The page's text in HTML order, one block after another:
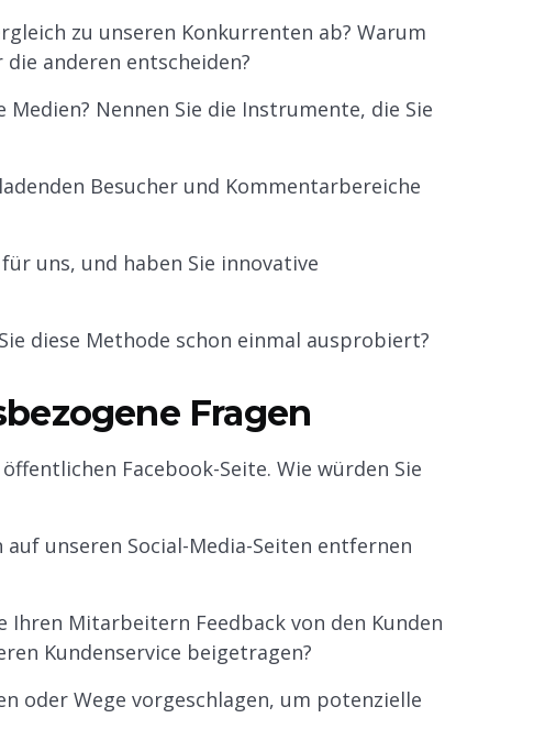
zu unseren Konkurrenten ab? Warum
anderen entscheiden?
Nennen Sie die Instrumente, die Sie
Besucher und Kommentarbereiche
uns, und haben Sie innovative
diese Methode schon einmal ausprobiert?
Fragen
Facebook-Seite. Wie würden Sie
unseren Social-Media-Seiten entfernen
Ihren Mitarbeitern Feedback von den Kunden
Kundenservice beigetragen?
oder Wege vorgeschlagen, um potenzielle